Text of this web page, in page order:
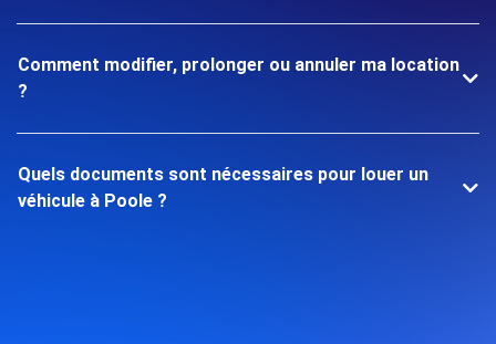
Comment modifier, prolonger ou annuler ma location
?
Quels documents sont nécessaires pour louer un
véhicule à Poole ?